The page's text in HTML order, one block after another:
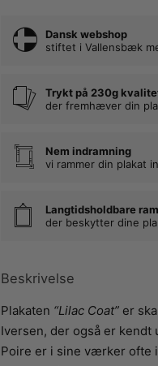
Dansk webshop
stiftet i Vallensbæk
Trykt på 230g
der fremhæver din
Nem indramning
vi rammer din plakat
Langtidsholdbare
der beskytter dine
Beskrivelse
Plakaten “Lilac Coat” er
Iversen, der også er kendt
Poire er i sine værker ofte